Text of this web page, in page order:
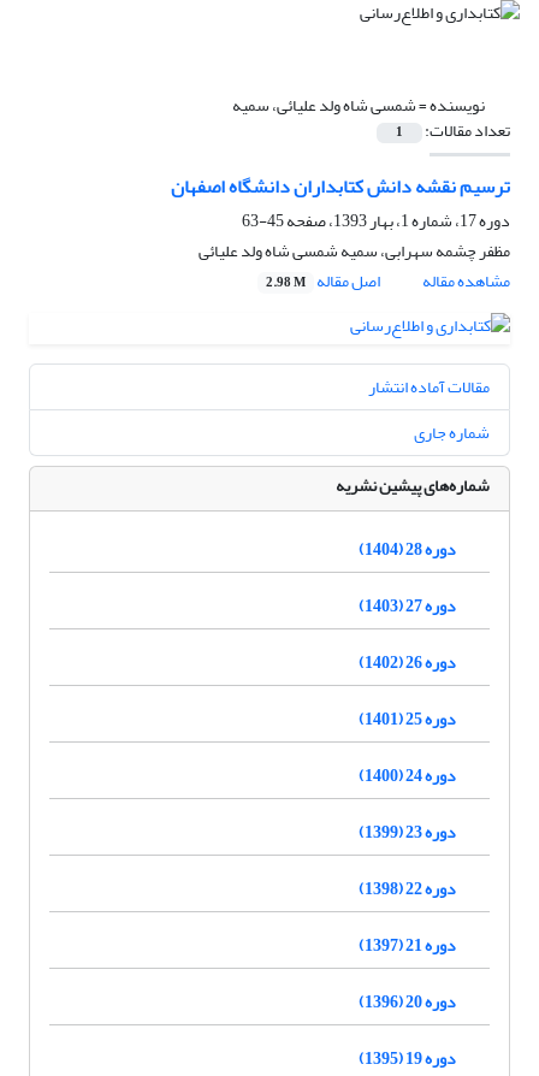
نویسنده =شمسی شاه ولد علیائی، سمیه
تعداد مقالات: 1
ترسیم نقشه دانش کتابداران دانشگاه اصفهان
دوره 17، شماره 1، بهار 1393، صفحه
45-63
مظفر چشمه سهرابی، سمیه شمسی شاه ولد علیائی
مشاهده مقاله
اصل مقاله 2.98 M
مقالات آماده انتشار
شماره جاری
شماره‌های پیشین نشریه
دوره 28 (1404)
دوره 27 (1403)
دوره 26 (1402)
دوره 25 (1401)
دوره 24 (1400)
دوره 23 (1399)
دوره 22 (1398)
دوره 21 (1397)
دوره 20 (1396)
دوره 19 (1395)